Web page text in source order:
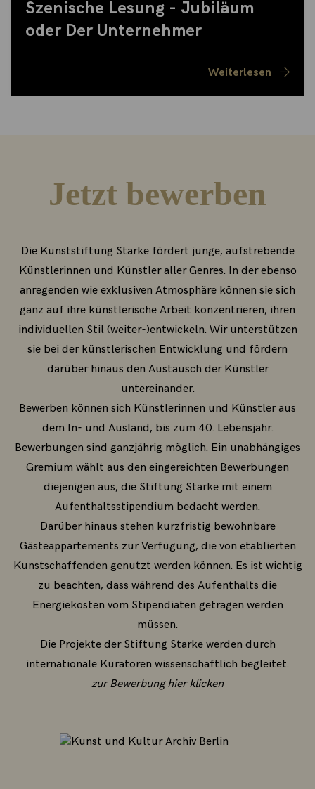
Szenische Lesung - Jubiläum
oder Der Unternehmer
Weiterlesen
Jetzt bewerben
Die Kunststiftung Starke fördert junge, aufstrebende
Künstlerinnen und Künstler aller Genres. In der ebenso
anregenden wie exklusiven Atmosphäre können sie sich
ganz auf ihre künstlerische Arbeit konzentrieren, ihren
individuellen Stil (weiter-)entwickeln. Wir unterstützen
sie bei der künstlerischen Entwicklung und fördern
darüber hinaus den Austausch der Künstler
untereinander.
Bewerben können sich Künstlerinnen und Künstler aus
dem In- und Ausland, bis zum 40. Lebensjahr.
Bewerbungen sind ganzjährig möglich. Ein unabhängiges
Gremium wählt aus den eingereichten Bewerbungen
diejenigen aus, die Stiftung Starke mit einem
Aufenthaltsstipendium bedacht werden.
Darüber hinaus stehen kurzfristig bewohnbare
Gästeappartements zur Verfügung, die von etablierten
Kunstschaffenden genutzt werden können. Es ist wichtig
zu beachten, dass während des Aufenthalts die
Energiekosten vom Stipendiaten getragen werden
müssen.
Die Projekte der Stiftung Starke werden durch
internationale Kuratoren wissenschaftlich begleitet.
zur Bewerbung hier klicken